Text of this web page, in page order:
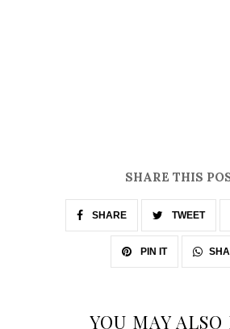
SHARE THIS
SHARE TWEET
PIN IT
YOU MAY